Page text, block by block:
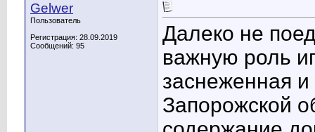
Gelwer
Пользователь
Регистрация: 28.09.2019
Сообщений: 95
Далеко не
важную роль
заснеженная
Запорожской